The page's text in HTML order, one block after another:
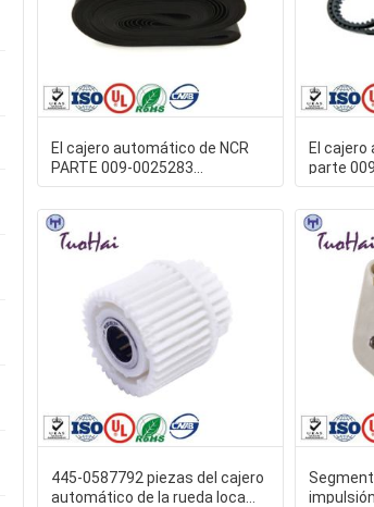
El cajero automático de NCR
PARTE 009-0025283
presentador Transport Belt de
NCR
El cajero
parte
de
445-0587792 piezas del cajero
automático de la rueda loca